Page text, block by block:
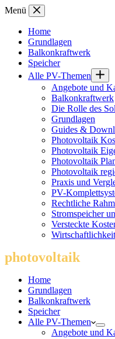
Zum
springen
Menü
Home
Grundlagen
Balkonkraftwerk
Speicher
Alle PV-Themen
Angebote und
Balkonkraftwerk
Die Rolle des
Grundlagen
Guides &
Photovoltaik
Photovoltaik
Photovoltaik
Photovoltaik
Praxis und
PV-
Rechtliche
Stromspeicher
Versteckte
photovoltaik
Home
Grundlagen
Balkonkraftwerk
Speicher
Alle PV-Themen
Angebote und